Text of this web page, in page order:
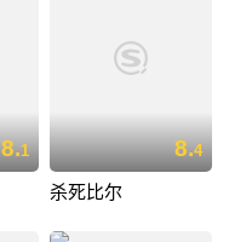
8.1 8.4
杀死比尔